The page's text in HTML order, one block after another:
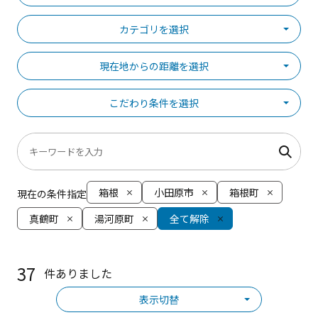
カテゴリを選択
現在地からの距離を選択
こだわり条件を選択
現在の条件指定 箱根 小田原市
箱根町
真鶴町
湯河原町 全て解除
37 件ありました
表示切替